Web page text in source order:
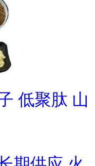
低聚肽 山